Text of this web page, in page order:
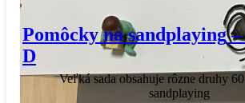
Pomôcky na sandplaying
D
Veľká sada obsahuje rôzne druhy
sandplaying